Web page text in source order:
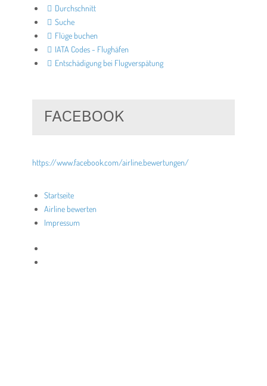
Durchschnitt
Suche
Flüge buchen
IATA Codes - Flughäfen
Entschädigung bei Flugverspätung
FACEBOOK
https://www.facebook.com/airline.bewertungen/
Startseite
Airline bewerten
Impressum